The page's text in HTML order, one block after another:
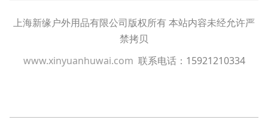
上海新缘户外用品有限公司版权所有 本站内容未经允许严
禁拷贝
www.xinyuanhuwai.com 联系电话：15921210334